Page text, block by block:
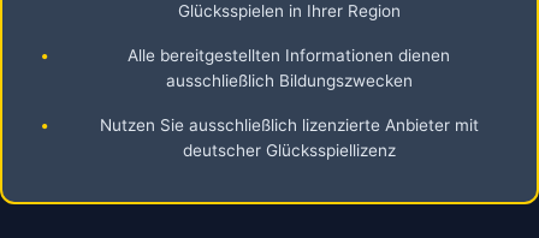
Glücksspielen in Ihrer Region
•
Alle bereitgestellten Informationen dienen
ausschließlich Bildungszwecken
•
Nutzen Sie ausschließlich lizenzierte Anbieter mit
deutscher Glücksspiellizenz